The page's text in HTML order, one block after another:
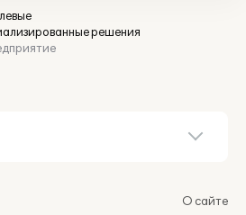
решения
О сайте